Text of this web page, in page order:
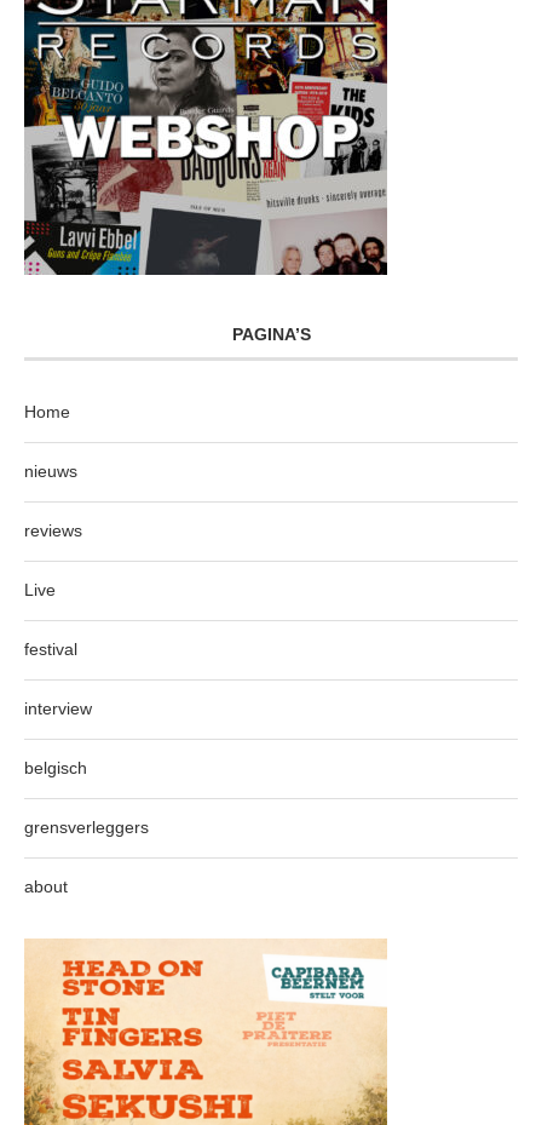
PAGINA’S
Home
nieuws
reviews
Live
festival
interview
belgisch
grensverleggers
about